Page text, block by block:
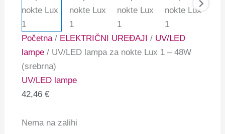
Početna / ELEKTRIČNI UREĐAJI / UV/LED
lampe / UV/LED lampa za nokte Lux 1 – 48W
(srebrna)
UV/LED lampe
42,46€
Nema na zalihi